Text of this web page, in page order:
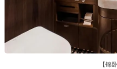
【锦